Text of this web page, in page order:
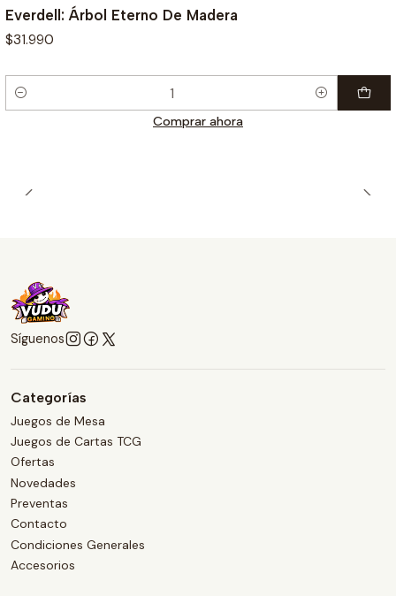
Everdell: Árbol Eterno De Madera
$31.990
Cantidad
Comprar ahora
Síguenos
Categorías
Juegos de Mesa
Juegos de Cartas TCG
Ofertas
Novedades
Preventas
Contacto
Condiciones Generales
Accesorios